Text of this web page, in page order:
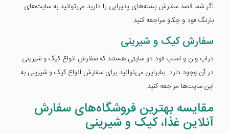
اگر شما قصد سفارش بسته‌های پذیرایی را دارید می‌توانید به سایت‌های
بارنگ فود و چکاو مراجعه کنید.
سفارش کیک و شیرینی
دراپ وان و اسنپ فود دو سایتی هستند که سفارش انواع کیک و شیرینی
در آن وجود دارد. بنابراین می‌توانید برای سفارش انواع کیک و شیرینی به
این سایت‌ها مراجعه کنید.
مقایسه بهترین فروشگاه‌های سفارش
آنلاین غذا، کیک و شیرینی